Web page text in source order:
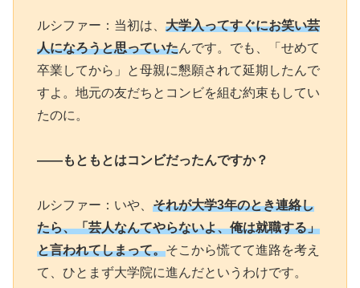
ルシファー：当初は、 大学入ってすぐにお笑い芸
人になろうと思っていたんです。でも、「せめて
卒業してから」と母親に懇願されて延期したんで
すよ。地元の友だちとコンビを組む約束もしてい
たのに。
――もともとはコンビだったんですか？
ルシファー：いや、 それが大学3年のとき連絡し
たら、「芸人なんてやらないよ、俺は就職する」
と言われてしまって。そこから慌てて進路を考え
て、ひとまず大学院に進んだというわけです。